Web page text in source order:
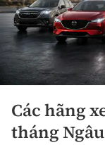
Các hãng
tháng Ngâu